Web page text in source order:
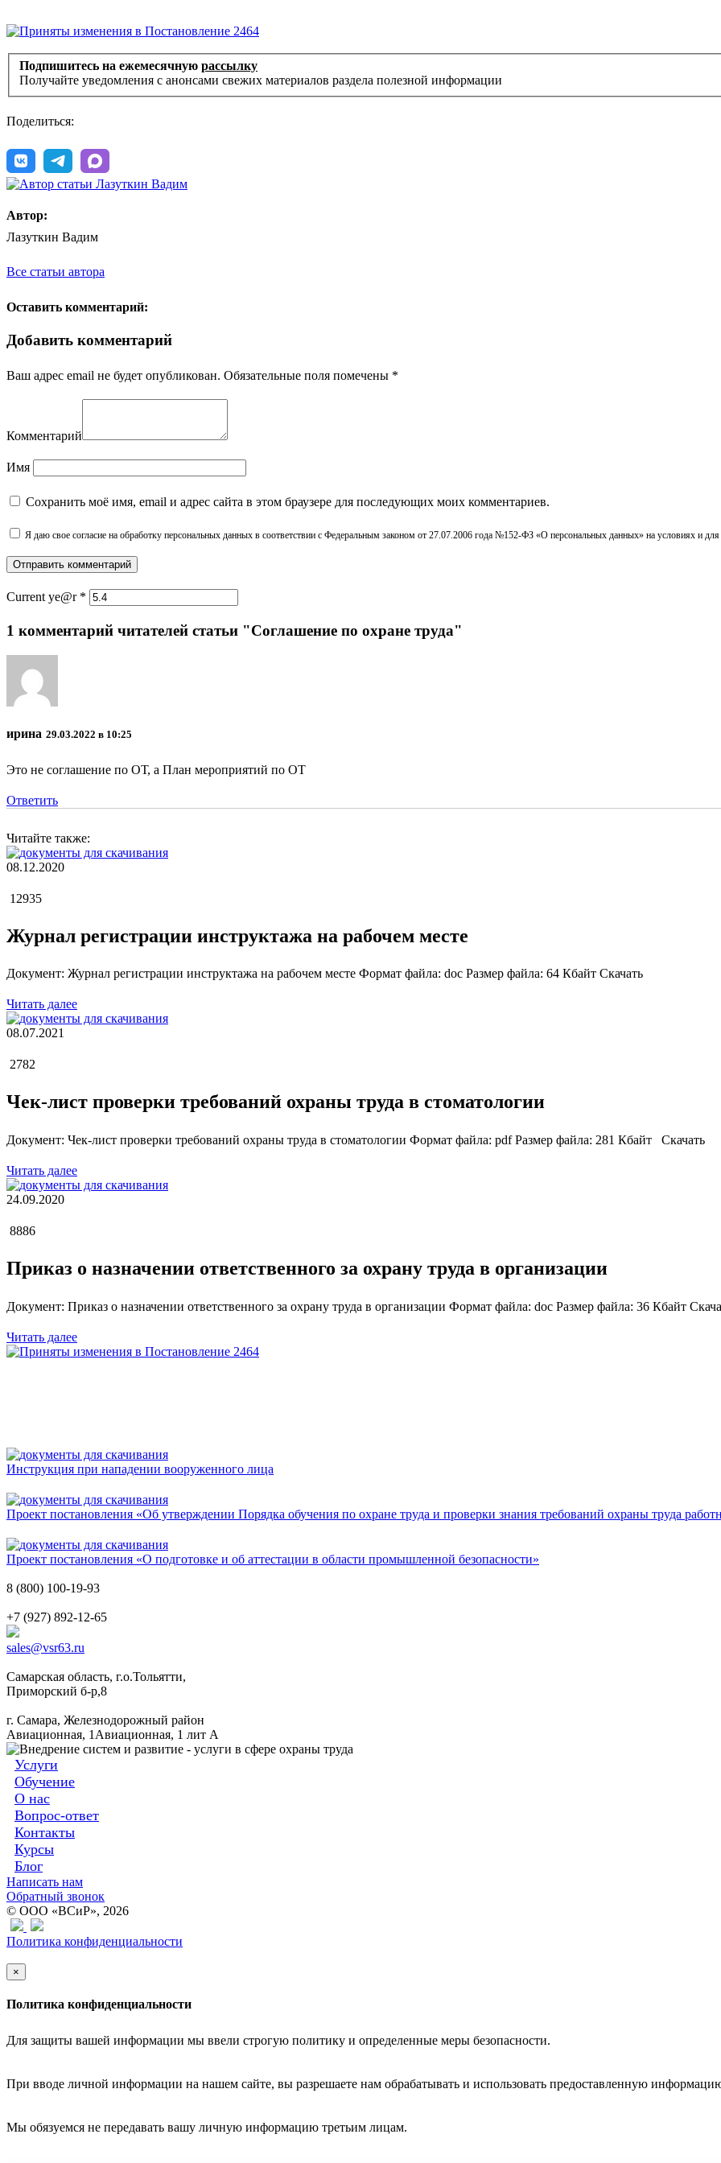
Подпишитесь на ежемесячную рассылку
Получайте уведомления с анонсами свежих материалов раздела полезной информации
Поделиться:
Автор:
Лазуткин Вадим
Все статьи автора
Оставить комментарий:
Добавить комментарий
Ваш адрес email не будет опубликован. Обязательные поля помечены *
Комментарий
Имя
Сохранить моё имя, email и адрес сайта в этом браузере для последующих моих комментариев.
Я даю свое согласие на обработку персональных данных в соответствии с Федеральным законом от 27.07.2006 года №152-ФЗ «О персональных данных» на условиях и
Current ye@r *
1 комментарий читателей статьи "Соглашение по охране труда"
ирина 29.03.2022 в 10:25
Это не соглашение по ОТ, а План мероприятий по ОТ
Ответить
Читайте также:
08.12.2020
12935
Журнал регистрации инструктажа на рабочем месте
Документ: Журнал регистрации инструктажа на рабочем месте Формат файла: doc Размер файла: 64 Кбайт Скачать
Читать далее
08.07.2021
2782
Чек-лист проверки требований охраны труда в стоматологии
Документ: Чек-лист проверки требований охраны труда в стоматологии Формат файла: pdf Размер файла: 281 Кбайт Скачать
Читать далее
24.09.2020
8886
Приказ о назначении ответственного за охрану труда в организации
Документ: Приказ о назначении ответственного за охрану труда в организации Формат файла: doc Размер файла: 36 Кбайт
Читать далее
Инструкция при нападении вооруженного лица
Проект постановления «Об утверждении Порядка обучения по охране труда и проверки знания требований охраны труда
Проект постановления «О подготовке и об аттестации в области промышленной безопасности»
8 (800) 100-19-93
+7 (927) 892-12-65
sales@vsr63.ru
Самарская область, г.о.Тольятти,
Приморский б-р,8
г. Самара, Железнодорожный район
Авиационная, 1Авиационная, 1 лит А
Услуги
Обучение
О нас
Вопрос-ответ
Контакты
Курсы
Блог
Написать нам
Обратный звонок
© ООО «ВСиР», 2026
Политика конфиденциальности
×
Политика конфиденциальности
Для защиты вашей информации мы ввели строгую политику и определенные меры безопасности.
При вводе личной информации на нашем сайте, вы разрешаете нам обрабатывать и использовать предоставленную
Мы обязуемся не передавать вашу личную информацию третьим лицам.